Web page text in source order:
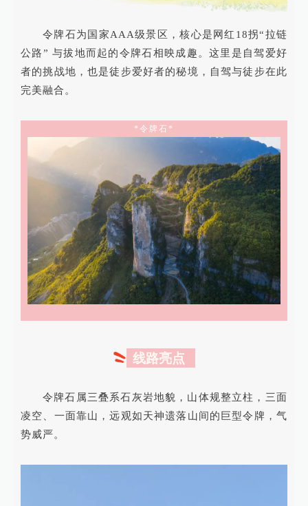
令牌石为国家AAA级景区，核心是网红18拐“拉链
公路” 与拔地而起的令牌石相映成趣。这里是自驾爱好
者的挑战地，也是徒步爱好者的秘境，自驾与徒步在此
完美融合。
*令牌石*
线路亮点
令牌石属三叠系石灰岩地貌，山体规整立柱，三面
凌空、一面靠山，远观如天神遗落山间的巨型令牌，气
势威严。